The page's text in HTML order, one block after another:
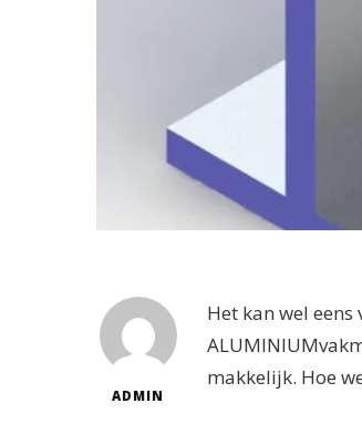
ADMIN
Het kan wel
makkelijk. Hoe